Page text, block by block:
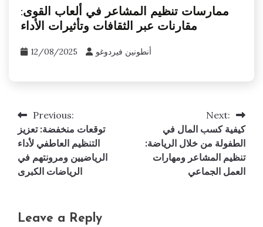
ممارسات تنظيم المشاعر في ألعاب القوى:
مقارنات عبر الثقافات وتأثيرات الأداء
12/08/2025 أنطونين فيردوغو
Post
navigation
Previous:
توقعات منخفضة: تعزيز
التنظيم العاطفي لأداء
الرياضيين ومرونتهم في
الرياضات الكبرى
Next:
كيفية كسب المال في
الطفولة من خلال الرياضة:
تنظيم المشاعر ومهارات
العمل الجماعي
Leave a Reply